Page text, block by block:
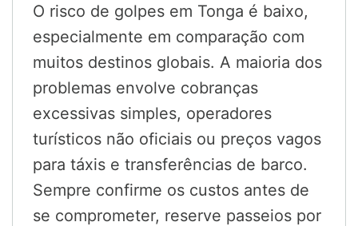
O risco de golpes em Tonga é baixo,
especialmente em comparação com
muitos destinos globais. A maioria dos
problemas envolve cobranças
excessivas simples, operadores
turísticos não oficiais ou preços vagos
para táxis e transferências de barco.
Sempre confirme os custos antes de
se comprometer, reserve passeios por